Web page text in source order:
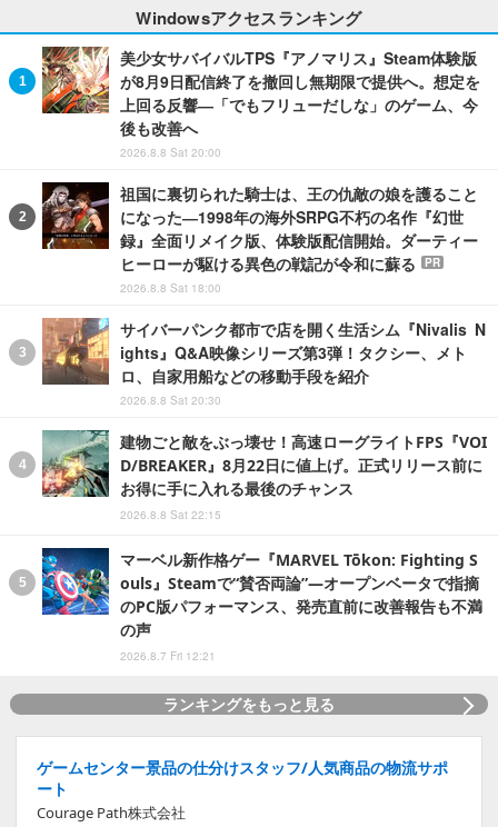
Windowsアクセスランキング
美少女サバイバルTPS『アノマリス』Steam体験版
が8月9日配信終了を撤回し無期限で提供へ。想定を
上回る反響―「でもフリューだしな」のゲーム、今
後も改善へ
2026.8.8 Sat 20:00
祖国に裏切られた騎士は、王の仇敵の娘を護ること
になった―1998年の海外SRPG不朽の名作『幻世
録』全面リメイク版、体験版配信開始。ダーティー
ヒーローが駆ける異色の戦記が令和に蘇る
PR
2026.8.8 Sat 18:00
サイバーパンク都市で店を開く生活シム『Nivalis N
ights』Q&A映像シリーズ第3弾！タクシー、メト
ロ、自家用船などの移動手段を紹介
2026.8.8 Sat 20:30
建物ごと敵をぶっ壊せ！高速ローグライトFPS『VOI
D/BREAKER』8月22日に値上げ。正式リリース前に
お得に手に入れる最後のチャンス
2026.8.8 Sat 22:15
マーベル新作格ゲー『MARVEL Tōkon: Fighting S
ouls』Steamで“賛否両論”―オープンベータで指摘
のPC版パフォーマンス、発売直前に改善報告も不満
の声
2026.8.7 Fri 12:21
ランキングをもっと見る
ゲームセンター景品の仕分けスタッフ/人気商品の物流サポ
ート
Courage Path株式会社